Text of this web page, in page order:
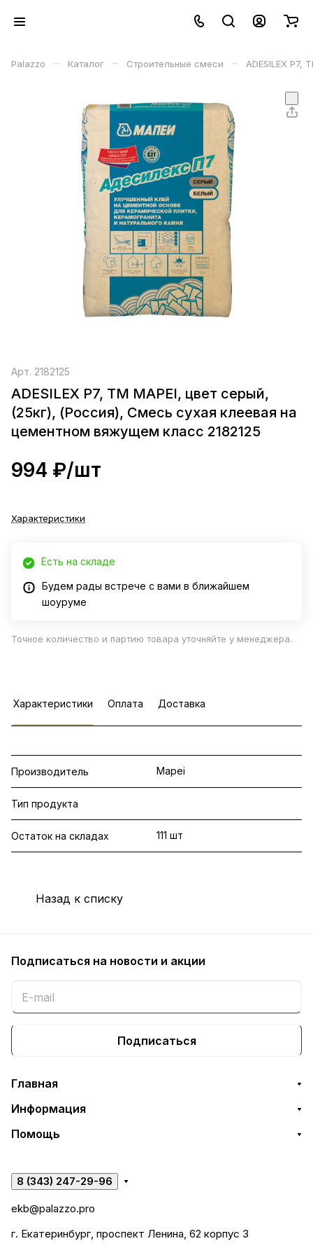
Palazzo – Каталог – Строительные смеси – ADESILEX
Арт. 2182125
ADESILEX P7, TM MAPEI, цвет серый,
(25кг), (Россия), Смесь сухая клеевая на
цементном вяжущем класс 2182125
994 ₽/шт
Характеристики
Есть на складе
Будем рады встрече с вами в ближайшем
шоуруме
Точное количество и партию товара уточняйте у менеджера.
Характеристики Оплата Доставка
Производитель Mapei
Тип продукта
Остаток на складах 111 шт
Назад к списку
Подписаться на новости и акции
Подписаться
Главная
Информация
Помощь
8 (343) 247-29-96
ekb@palazzo.pro
г. Екатеринбург, проспект Ленина, 62 корпус 3